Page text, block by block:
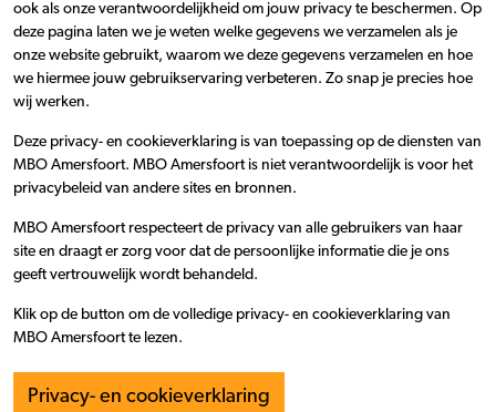
ook als onze verantwoordelijkheid om jouw privacy te beschermen. Op
deze pagina laten we je weten welke gegevens we verzamelen als je
onze website gebruikt, waarom we deze gegevens verzamelen en hoe
we hiermee jouw gebruikservaring verbeteren. Zo snap je precies hoe
wij werken.
Deze privacy- en cookieverklaring is van toepassing op de diensten van
MBO Amersfoort. MBO Amersfoort is niet verantwoordelijk is voor het
privacybeleid van andere sites en bronnen.
MBO Amersfoort respecteert de privacy van alle gebruikers van haar
site en draagt er zorg voor dat de persoonlijke informatie die je ons
geeft vertrouwelijk wordt behandeld.
Klik op de button om de volledige privacy- en cookieverklaring van
MBO Amersfoort te lezen.
Privacy- en cookieverklaring